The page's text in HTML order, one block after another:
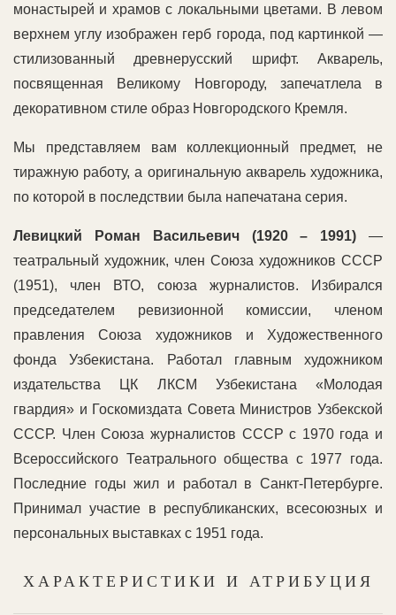
монастырей и храмов с локальными цветами. В левом
верхнем углу изображен герб города, под картинкой —
стилизованный древнерусский шрифт. Акварель,
посвященная Великому Новгороду, запечатлела в
декоративном стиле образ Новгородского Кремля.
Мы представляем вам коллекционный предмет, не
тиражную работу, а оригинальную акварель художника,
по которой в последствии была напечатана серия.
Левицкий Роман Васильевич (1920 – 1991) —
театральный художник, член Союза художников СССР
(1951), член ВТО, союза журналистов. Избирался
председателем ревизионной комиссии, членом
правления Союза художников и Художественного
фонда Узбекистана. Работал главным художником
издательства ЦК ЛКСМ Узбекистана «Молодая
гвардия» и Госкомиздата Совета Министров Узбекской
СССР. Член Союза журналистов СССР с 1970 года и
Всероссийского Театрального общества с 1977 года.
Последние годы жил и работал в Санкт-Петербурге.
Принимал участие в республиканских, всесоюзных и
персональных выставках с 1951 года.
ХАРАКТЕРИСТИКИ И АТРИБУЦИЯ